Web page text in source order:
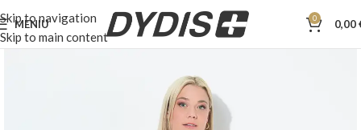
Skip to navigation
Skip to main content
MENIU 0 0,00